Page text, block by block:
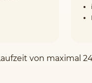
von maximal